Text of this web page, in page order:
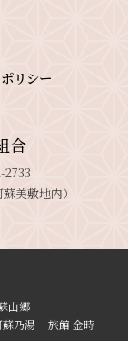
リシー
合
2733
美敷地内）
山郷
乃湯
旅館 金時